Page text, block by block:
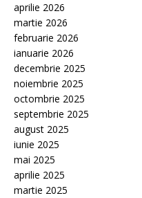
aprilie 2026
martie 2026
februarie 2026
ianuarie 2026
decembrie 2025
noiembrie 2025
octombrie 2025
septembrie 2025
august 2025
iunie 2025
mai 2025
aprilie 2025
martie 2025